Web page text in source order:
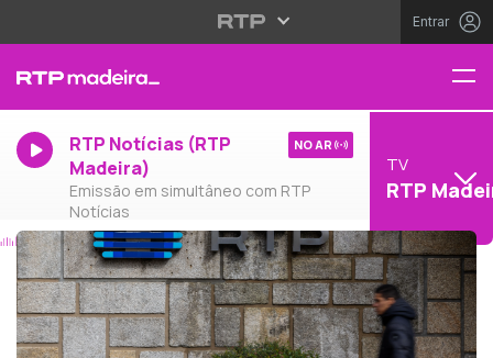
Entrar
RTP Notícias (RTP
Madeira)
Emissão em simultâneo com RTP
Notícias
NO AR
TV
RTP